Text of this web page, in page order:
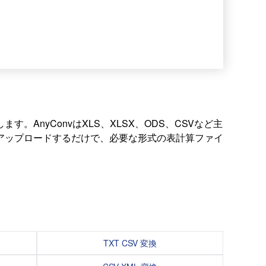
す。AnyConvはXLS、XLSX、ODS、CSVなど主
プロードするだけで、必要な形式の表計算ファイ
TXT CSV 変換